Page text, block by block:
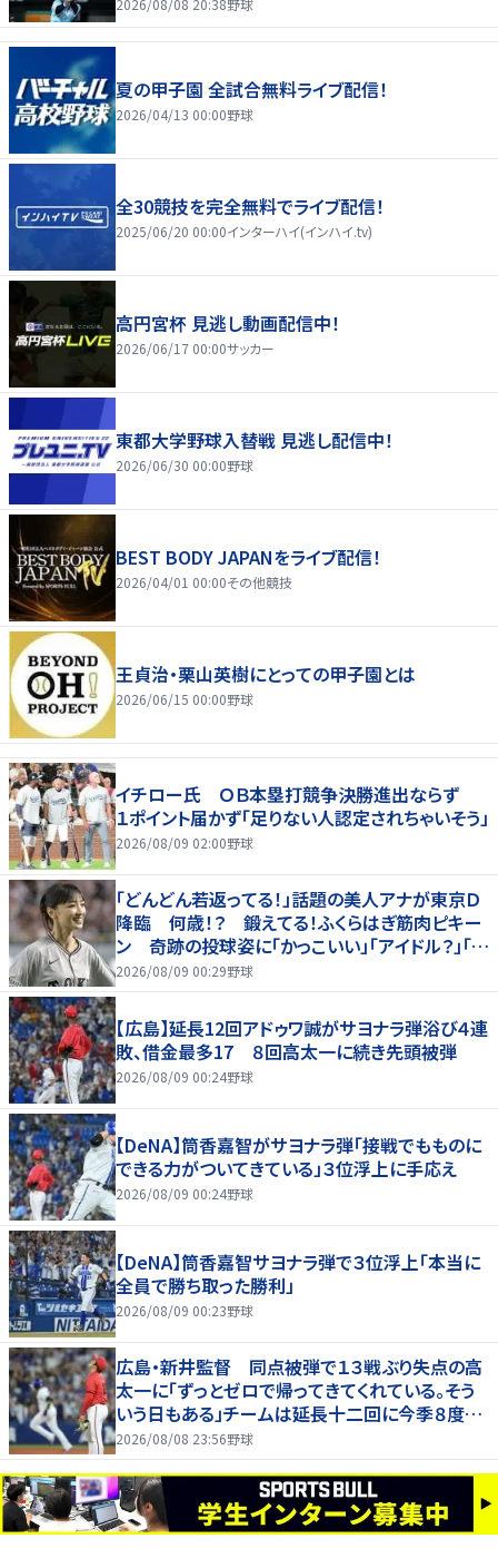
2026/08/08 20:38野球
夏の甲子園 全試合無料ライブ配信！
2026/04/13 00:00野球
全30競技を完全無料でライブ配信！
2025/06/20 00:00インターハイ(インハイ.tv)
高円宮杯 見逃し動画配信中！
2026/06/17 00:00サッカー
東都大学野球入替戦 見逃し配信中！
2026/06/30 00:00野球
BEST BODY JAPANをライブ配信！
2026/04/01 00:00その他競技
王貞治・栗山英樹にとっての甲子園とは
2026/06/15 00:00野球
イチロー氏 ＯＢ本塁打競争決勝進出ならず
１ポイント届かず「足りない人認定されちゃいそう」
2026/08/09 02:00野球
「どんどん若返ってる！」話題の美人アナが東京Ｄ
降臨 何歳！？ 鍛えてる！ふくらはぎ筋肉ピキー
ン 奇跡の投球姿に「かっこいい」「アイドル？」「女
神」
2026/08/09 00:29野球
【広島】延長12回アドゥワ誠がサヨナラ弾浴び４連
敗、借金最多17 ８回高太一に続き先頭被弾
2026/08/09 00:24野球
【DeNA】筒香嘉智がサヨナラ弾「接戦でもものに
できる力がついてきている」３位浮上に手応え
2026/08/09 00:24野球
【DeNA】筒香嘉智サヨナラ弾で３位浮上「本当に
全員で勝ち取った勝利」
2026/08/09 00:23野球
広島・新井監督 同点被弾で１３戦ぶり失点の高
太一に「ずっとゼロで帰ってきてくれている。そう
いう日もある」チームは延長十二回に今季８度目
サヨナラ負け
2026/08/08 23:56野球